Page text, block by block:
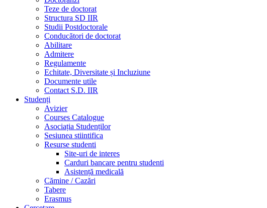
Teze de doctorat
Structura SD IIR
Studii Postdoctorale
Conducători de doctorat
Abilitare
Admitere
Regulamente
Echitate, Diversitate și Incluziune
Documente utile
Contact S.D. IIR
Studenți
Avizier
Courses Catalogue
Asociația Studenților
Sesiunea stiintifica
Resurse studenti
Site-uri de interes
Carduri bancare pentru studenti
Asistență medicală
Cămine / Cazări
Tabere
Erasmus